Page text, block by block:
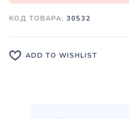
КОД ТОВАРА: 30532
ADD TO WISHLIST